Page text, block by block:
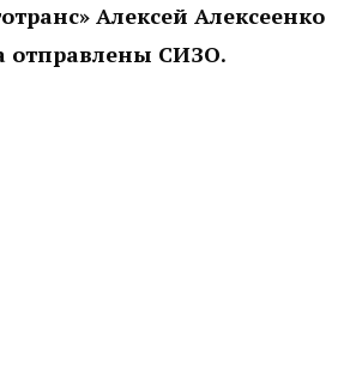
Алексей Алексеенко
отправлены СИЗО.